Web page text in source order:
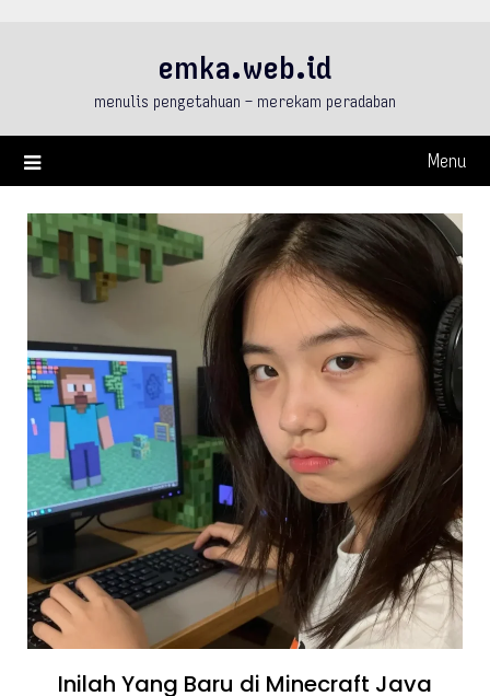
emka.web.id
menulis pengetahuan – merekam peradaban
Menu
Inilah Yang Baru di Minecraft Java